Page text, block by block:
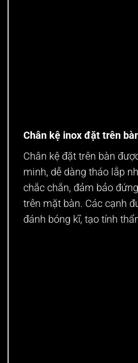
Chân kệ inox đặt trên
Chân kệ đặt trên bàn
minh, dễ dàng tháo lắp
chắc chắn, đảm bảo
trên mặt bàn. Các cạnh
đánh bóng kĩ, tạo tính